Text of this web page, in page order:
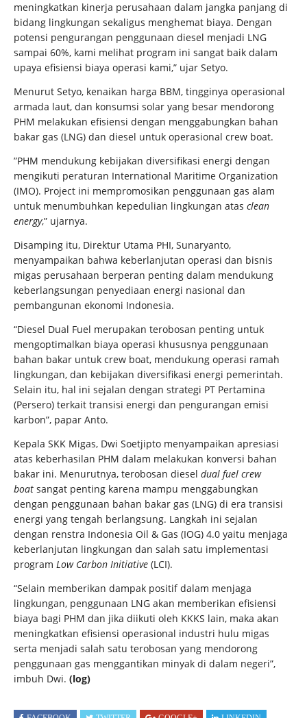
meningkatkan kinerja perusahaan dalam jangka panjang di
bidang lingkungan sekaligus menghemat biaya. Dengan
potensi pengurangan penggunaan diesel menjadi LNG
sampai 60%, kami melihat program ini sangat baik dalam
upaya efisiensi biaya operasi kami,” ujar Setyo.
Menurut Setyo, kenaikan harga BBM, tingginya operasional
armada laut, dan konsumsi solar yang besar mendorong
PHM melakukan efisiensi dengan menggabungkan bahan
bakar gas (LNG) dan diesel untuk operasional crew boat.
”PHM mendukung kebijakan diversifikasi energi dengan
mengikuti peraturan International Maritime Organization
(IMO). Project ini mempromosikan penggunaan gas alam
untuk menumbuhkan kepedulian lingkungan atas clean
energy,” ujarnya.
Disamping itu, Direktur Utama PHI, Sunaryanto,
menyampaikan bahwa keberlanjutan operasi dan bisnis
migas perusahaan berperan penting dalam mendukung
keberlangsungan penyediaan energi nasional dan
pembangunan ekonomi Indonesia.
“Diesel Dual Fuel merupakan terobosan penting untuk
mengoptimalkan biaya operasi khususnya penggunaan
bahan bakar untuk crew boat, mendukung operasi ramah
lingkungan, dan kebijakan diversifikasi energi pemerintah.
Selain itu, hal ini sejalan dengan strategi PT Pertamina
(Persero) terkait transisi energi dan pengurangan emisi
karbon”, papar Anto.
Kepala SKK Migas, Dwi Soetjipto menyampaikan apresiasi
atas keberhasilan PHM dalam melakukan konversi bahan
bakar ini. Menurutnya, terobosan diesel dual fuel crew
boat sangat penting karena mampu menggabungkan
dengan penggunaan bahan bakar gas (LNG) di era transisi
energi yang tengah berlangsung. Langkah ini sejalan
dengan renstra Indonesia Oil & Gas (IOG) 4.0 yaitu menjaga
keberlanjutan lingkungan dan salah satu implementasi
program Low Carbon Initiative (LCI).
“Selain memberikan dampak positif dalam menjaga
lingkungan, penggunaan LNG akan memberikan efisiensi
biaya bagi PHM dan jika diikuti oleh KKKS lain, maka akan
meningkatkan efisiensi operasional industri hulu migas
serta menjadi salah satu terobosan yang mendorong
penggunaan gas menggantikan minyak di dalam negeri”,
imbuh Dwi. (log)